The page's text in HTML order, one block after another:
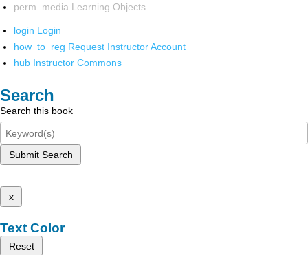
perm_media Learning Objects
login Login
how_to_reg Request Instructor Account
hub Instructor Commons
Search
Search this book
Submit Search
x
Text Color
Reset